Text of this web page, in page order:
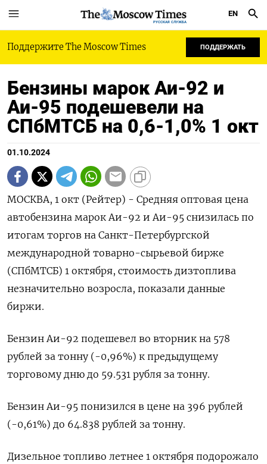
РУССКАЯ СЛУЖБА
EN
Поддержите The Moscow Times ПОДДЕРЖАТЬ
Бензины марок Аи-92 и
Аи-95 подешевели на
СПбМТСБ на 0,6-1,0% 1 окт
01.10.2024
МОСКВА, 1 окт (Рейтер) - Средняя оптовая цена
автобензина марок Аи-92 и Аи-95 снизилась по
итогам торгов на Санкт-Петербургской
международной товарно-сырьевой бирже
(СПбМТСБ) 1 октября, стоимость дизтоплива
незначительно возросла, показали данные
биржи.
Бензин Аи-92 подешевел во вторник на 578
рублей за тонну (-0,96%) к предыдущему
торговому дню до 59.531 рубля за тонну.
Бензин Аи-95 понизился в цене на 396 рублей
(-0,61%) до 64.838 рублей за тонну.
Дизельное топливо летнее 1 октября подорожало